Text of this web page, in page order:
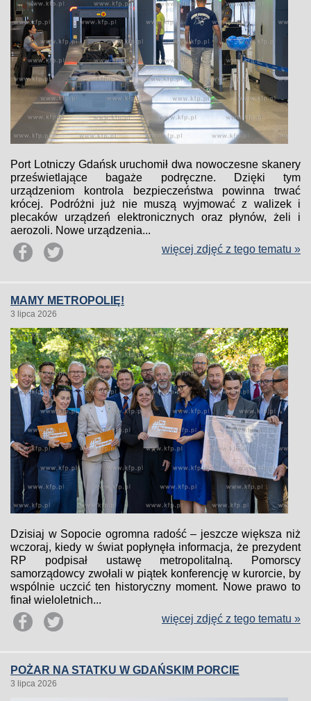
Port Lotniczy Gdańsk uruchomił dwa nowoczesne skanery
prześwietlające bagaże podręczne. Dzięki tym
urządzeniom kontrola bezpieczeństwa powinna trwać
krócej. Podróżni już nie muszą wyjmować z walizek i
plecaków urządzeń elektronicznych oraz płynów, żeli i
aerozoli. Nowe urządzenia...
więcej zdjęć z tego tematu »
MAMY METROPOLIĘ!
3 lipca 2026
Dzisiaj w Sopocie ogromna radość – jeszcze większa niż
wczoraj, kiedy w świat popłynęła informacja, że prezydent
RP podpisał ustawę metropolitalną. Pomorscy
samorządowcy zwołali w piątek konferencję w kurorcie, by
wspólnie uczcić ten historyczny moment. Nowe prawo to
finał wieloletnich...
więcej zdjęć z tego tematu »
POŻAR NA STATKU W GDAŃSKIM PORCIE
3 lipca 2026